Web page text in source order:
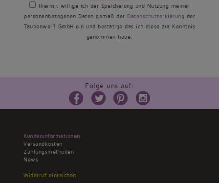
Hiermit willige ich der Speicherung und Nutzung meiner
personenbezogenen Daten gemäß der Datenschutzerklärung der
Taubenweiß GmbH ein und bestätige das ich diese zur Kenntnis
genommen habe.
Folge uns auf:
Kundeninformationen
Versandkosten
Zahlungsmethoden
News
Widerruf einreichen